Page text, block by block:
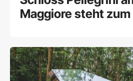
Maggiore steht